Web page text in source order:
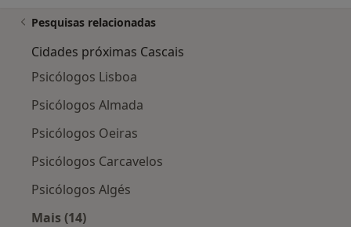
Pesquisas relacionadas
Cidades próximas Cascais
Psicólogos Lisboa
Psicólogos Almada
Psicólogos Oeiras
Psicólogos Carcavelos
Psicólogos Algés
Mais (14)